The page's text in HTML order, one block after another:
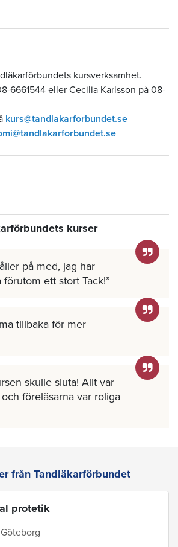
kursverksamhet.
6661544 eller Cecilia Karlsson på 08-
kurs@tandlakarforbundet.se
kurser
på med, jag har
ett stort Tack!
tillbaka för mer
skulle sluta! Allt var
föreläsarna var roliga
från Tandläkarförbundet
protetik
Göteborg